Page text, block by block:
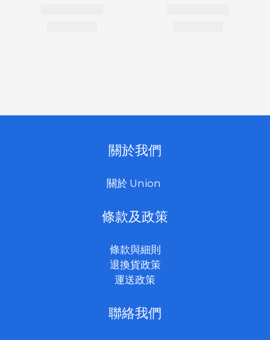
關於我們
關於 Union
條款及政策
條款與細則
退換貨政策
運送政策
聯絡我們